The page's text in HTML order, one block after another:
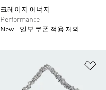
크레이지 에너지
Performance
New
일부 쿠폰 적용 제외